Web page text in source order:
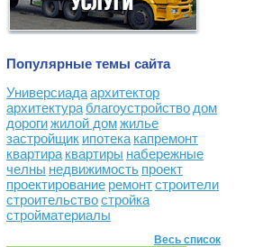
Популярные темы сайта
Универсиадаархитектор
архитектура благоустройство дом
дорогижилой домжилье
застройщик ипотека капремонт
квартира квартиры набережные
челны недвижимость проект
проектирование ремонтстроители
строительствостройка
стройматериалы
Весь список